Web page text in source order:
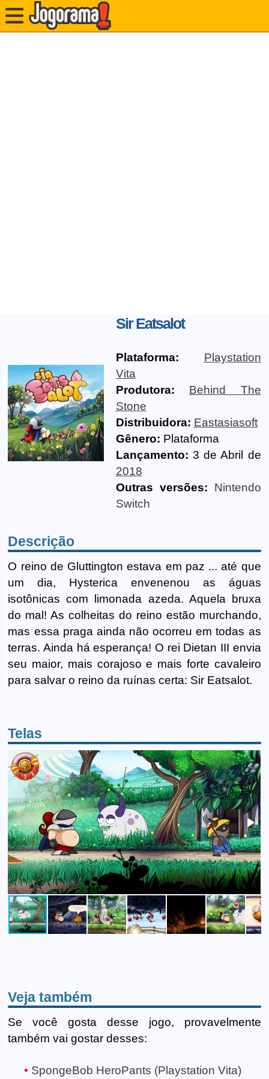
Sir Eatsalot
Plataforma:
Playstation
Vita
Produtora:
Behind The
Stone
Distribuidora: Eastasiasoft
Gênero: Plataforma
Lançamento: 3 de Abril de
2018
Outras versões:
Nintendo
Switch
Descrição
O reino de Gluttington estava em paz ... até que
um dia, Hysterica envenenou as águas
isotônicas com limonada azeda. Aquela bruxa
do mal! As colheitas do reino estão murchando,
mas essa praga ainda não ocorreu em todas as
terras. Ainda há esperança! O rei Dietan III envia
seu maior, mais corajoso e mais forte cavaleiro
para salvar o reino da ruínas certa: Sir Eatsalot.
Telas
Veja também
Se você gosta desse jogo, provavelmente
também vai gostar desses:
SpongeBob HeroPants (Playstation Vita)